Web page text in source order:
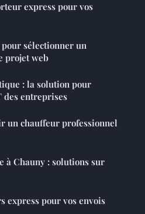
express pour vos
sélectionner un
projet web
: la solution pour
entreprises
un chauffeur professionnel
à Chauny : solutions sur
express pour vos envois